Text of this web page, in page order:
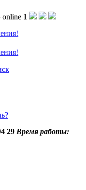
online 1
29 Время работы: